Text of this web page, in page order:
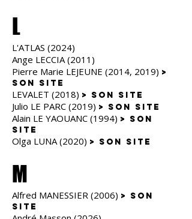
L
L'ATLAS (2024)
Ange LECCIA (2011)
Pierre Marie LEJEUNE (2014, 2019) >
son site
LEVALET (2018) > son site
Julio LE PARC (2019) > son site
Alain LE YAOUANC (1994) > son
site
Olga LUNA (2020) > son site
M
Alfred MANESSIER (2006) > son
site